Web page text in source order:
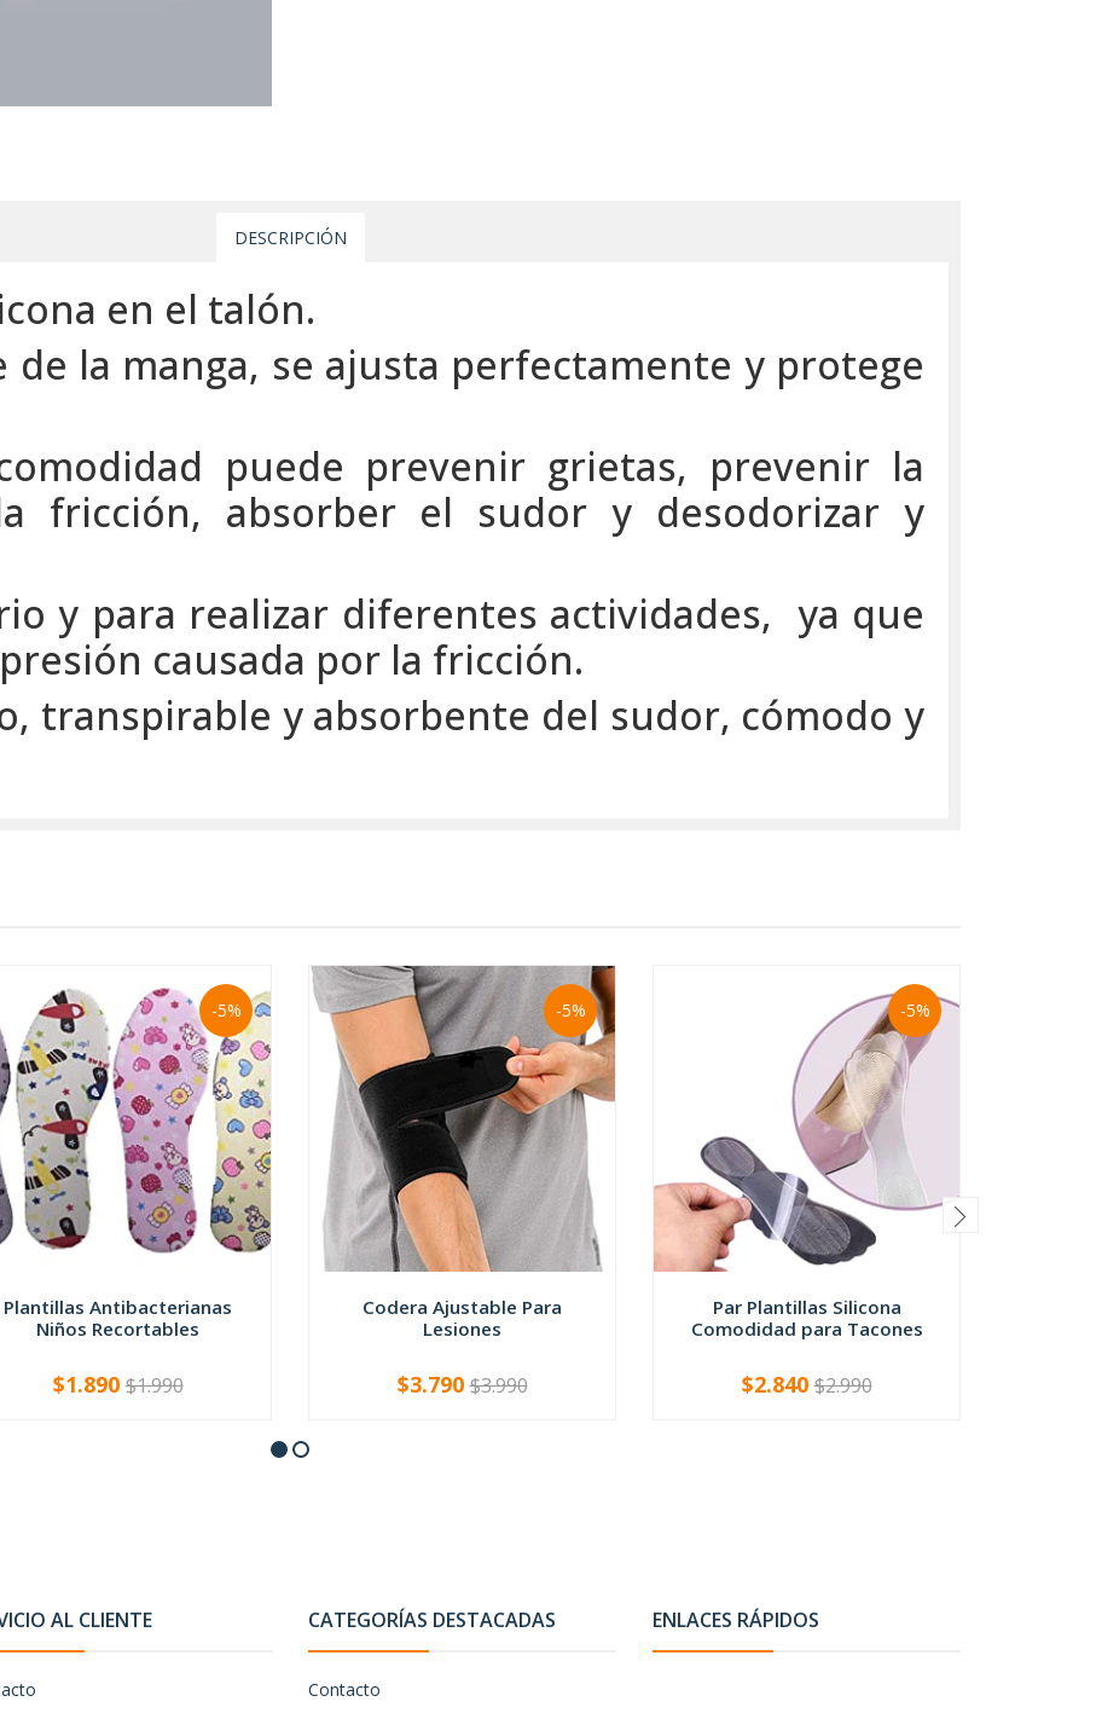
DESCRIPCIÓN
en el talón.
de la manga, se ajusta perfectamente y protege
puede prevenir grietas, prevenir la
fricción, absorber el sudor y desodorizar y
y para realizar diferentes actividades, ya que
causada por la fricción.
transpirable y absorbente del sudor, cómodo y
-5%
Plantillas Antibacterianas
Niños Recortables
+
$1.890$1.990
-5%
Codera Ajustable Para
Lesiones
+
$3.790$3.990
-5%
Par Plantillas Silicona
Comodidad para Tacones
+
$2.840$2.990
AL CLIENTE CATEGORÍAS DESTACADAS
Contacto
ENLACES RÁPIDOS